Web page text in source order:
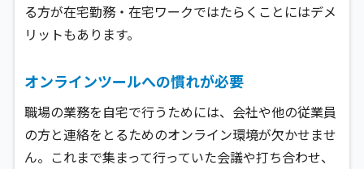
る方が在宅勤務・在宅ワークではたらくことにはデメ
リットもあります。
オンラインツールへの慣れが必要
職場の業務を自宅で行うためには、会社や他の従業員
の方と連絡をとるためのオンライン環境が欠かせませ
ん。これまで集まって行っていた会議や打ち合わせ、